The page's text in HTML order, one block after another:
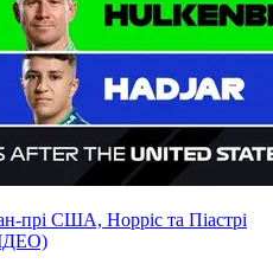
прі США, Норріс та Піастрі